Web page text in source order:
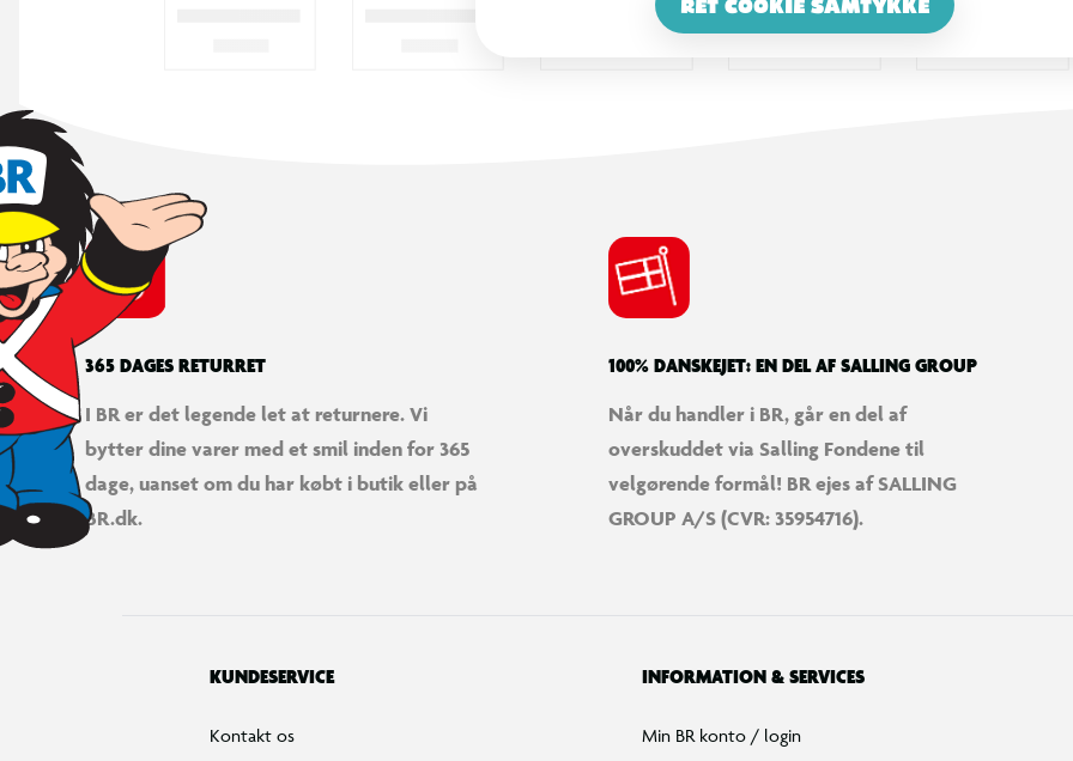
365 DAGES RETURRET
I BR er det legende let at returnere. Vi
bytter dine varer med et smil inden for 365
dage, uanset om du har købt i butik eller på
BR.dk.
100% DANSKEJET: EN DEL AF SALLING GROUP
Når du handler i BR, går en del af
overskuddet via Salling Fondene til
velgørende formål! BR ejes af SALLING
GROUP A/S (CVR: 35954716).
KUNDESERVICE
Kontakt os
INFORMATION & SERVICES
Min BR konto / login